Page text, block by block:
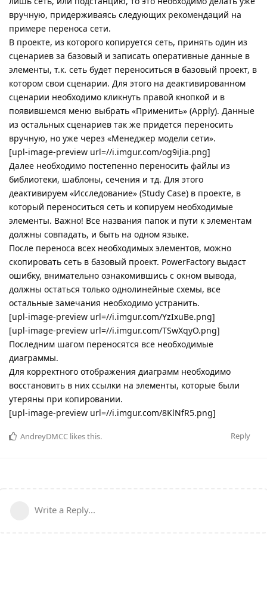
вручную, придерживаясь следующих рекомендаций на
примере переноса сети.
В проекте, из которого копируется сеть, принять один из
сценариев за базовый и записать оперативные данные в
элементы, т.к. сеть будет переноситься в базовый проект, в
котором свои сценарии. Для этого на деактивированном
сценарии необходимо кликнуть правой кнопкой и в
появившемся меню выбрать «Применить» (Apply). Данные
из остальных сценариев так же придется переносить
вручную, но уже через «Менеджер модели сети».
[upl-image-preview url=//i.imgur.com/og9iJia.png]
Далее необходимо постепенно переносить файлы из
библиотеки, шаблоны, сечения и тд. Для этого
деактивируем «Исследование» (Study Case) в проекте, в
который переноситься сеть и копируем необходимые
элементы. Важно! Все названия папок и пути к элементам
должны совпадать, и быть на одном языке.
После переноса всех необходимых элементов, можно
скопировать сеть в базовый проект. PowerFactory выдаст
ошибку, внимательно ознакомившись с окном вывода,
должны остаться только однолинейные схемы, все
остальные замечания необходимо устранить.
[upl-image-preview url=//i.imgur.com/YzIxuBe.png]
[upl-image-preview url=//i.imgur.com/TSwXqyO.png]
Последним шагом переносятся все необходимые
диаграммы.
Для корректного отображения диаграмм необходимо
восстановить в них ссылки на элементы, которые были
утеряны при копировании.
[upl-image-preview url=//i.imgur.com/8KlNfR5.png]
Reply
AndreyDMCC likes this.
Write a Reply...